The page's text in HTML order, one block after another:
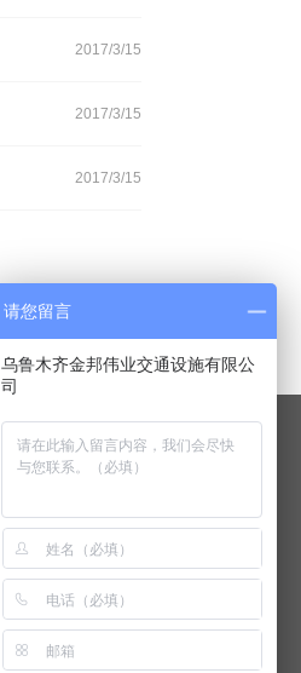
2017/3/15
2017/3/15
2017/3/15
请您留言
乌鲁木齐金邦伟业交通设施有限公